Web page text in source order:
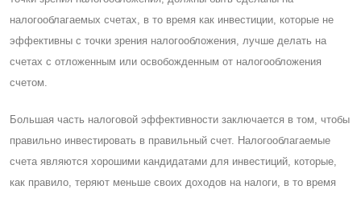
налогооблагаемых счетах, в то время как инвестиции, которые не
эффективны с точки зрения налогообложения, лучше делать на
счетах с отложенным или освобожденным от налогообложения
счетом.
Большая часть налоговой эффективности заключается в том, чтобы
правильно инвестировать в правильный счет. Налогооблагаемые
счета являются хорошими кандидатами для инвестиций, которые,
как правило, теряют меньше своих доходов на налоги, в то время